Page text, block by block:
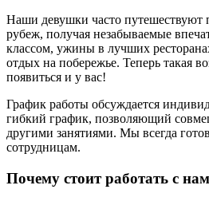
Наши девушки часто путешествуют
рубеж, получая незабываемые
классом, ужины в лучших
отдых на побережье. Теперь такая
появиться и у вас!
График работы обсуждается
гибкий график, позволяющий
другими занятиями. Мы всегда
сотрудницам.
Почему стоит работать с